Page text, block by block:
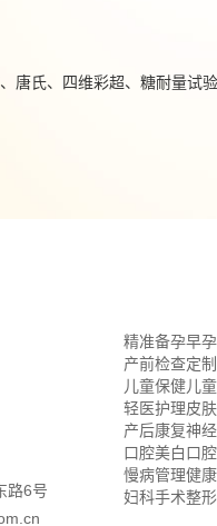
唐氏、四维彩超、糖耐量试
路6号
精准备孕
产前检查
儿童保健
轻医护理
产后康复
口腔美白
慢病管理
妇科手术
早
定
儿
皮
神
口
健
整